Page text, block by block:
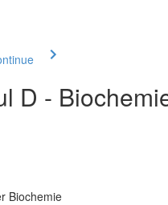
D -
Biochemie